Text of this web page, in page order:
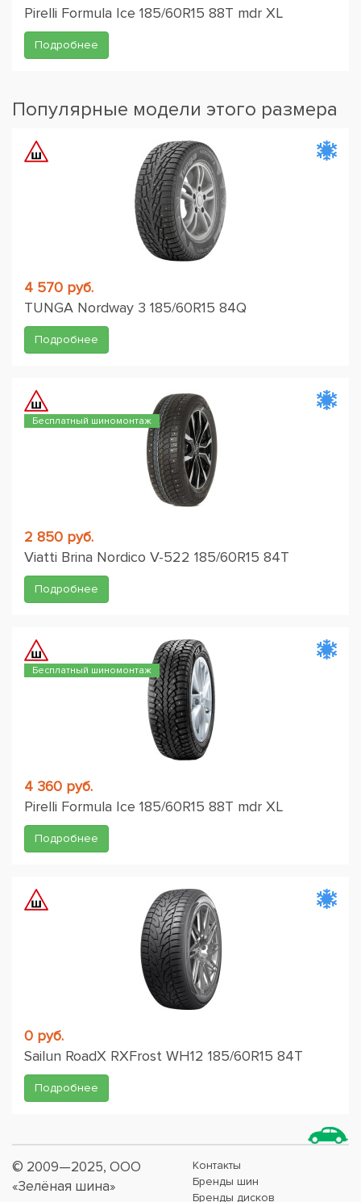
Pirelli Formula Ice 185/60R15 88T mdr XL
Подробнее
Популярные модели этого размера
4 570 руб.
TUNGA Nordway 3 185/60R15 84Q
Подробнее
Бесплатный шиномонтаж
2 850 руб.
Viatti Brina Nordico V-522 185/60R15 84T
Подробнее
Бесплатный шиномонтаж
4 360 руб.
Pirelli Formula Ice 185/60R15 88T mdr XL
Подробнее
0 руб.
Sailun RoadX RXFrost WH12 185/60R15 84T
Подробнее
© 2009—2025, ООО
«Зелёная шина»
Контакты
Бренды шин
Бренды дисков